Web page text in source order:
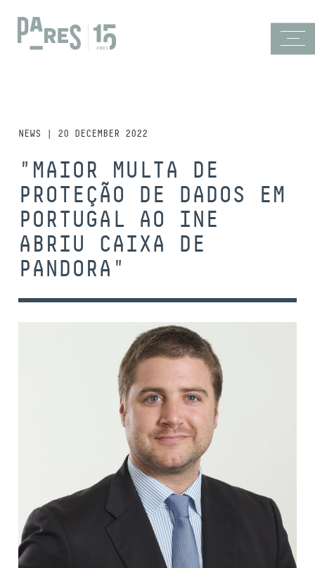
NEWS | 20 DECEMBER 2022
"MAIOR MULTA DE
PROTEÇÃO DE DADOS EM
PORTUGAL AO INE
ABRIU CAIXA DE
PANDORA"